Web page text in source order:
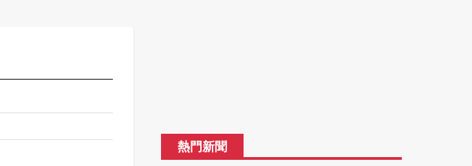
熱門新聞